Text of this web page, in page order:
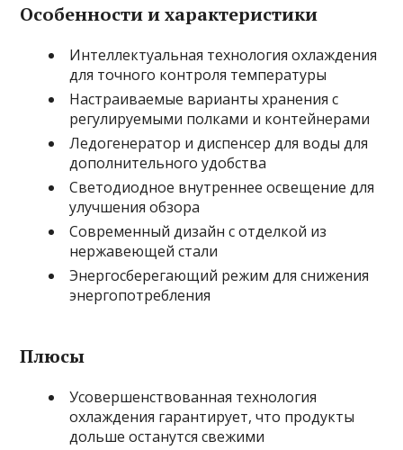
Особенности и характеристики
Интеллектуальная технология охлаждения
для точного контроля температуры
Настраиваемые варианты хранения с
регулируемыми полками и контейнерами
Ледогенератор и диспенсер для воды для
дополнительного удобства
Светодиодное внутреннее освещение для
улучшения обзора
Современный дизайн с отделкой из
нержавеющей стали
Энергосберегающий режим для снижения
энергопотребления
Плюсы
Усовершенствованная технология
охлаждения гарантирует, что продукты
дольше останутся свежими